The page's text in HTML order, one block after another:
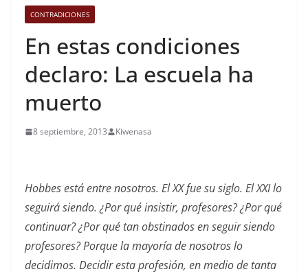
CONTRADICIONES
En estas condiciones
declaro: La escuela ha
muerto
8 septiembre, 2013 Kiwenasa
Hobbes está entre nosotros. El XX fue su siglo. El XXI lo
seguirá siendo. ¿Por qué insistir, profesores? ¿Por qué
continuar? ¿Por qué tan obstinados en seguir siendo
profesores? Porque la mayoría de nosotros lo
decidimos. Decidir esta profesión, en medio de tanta